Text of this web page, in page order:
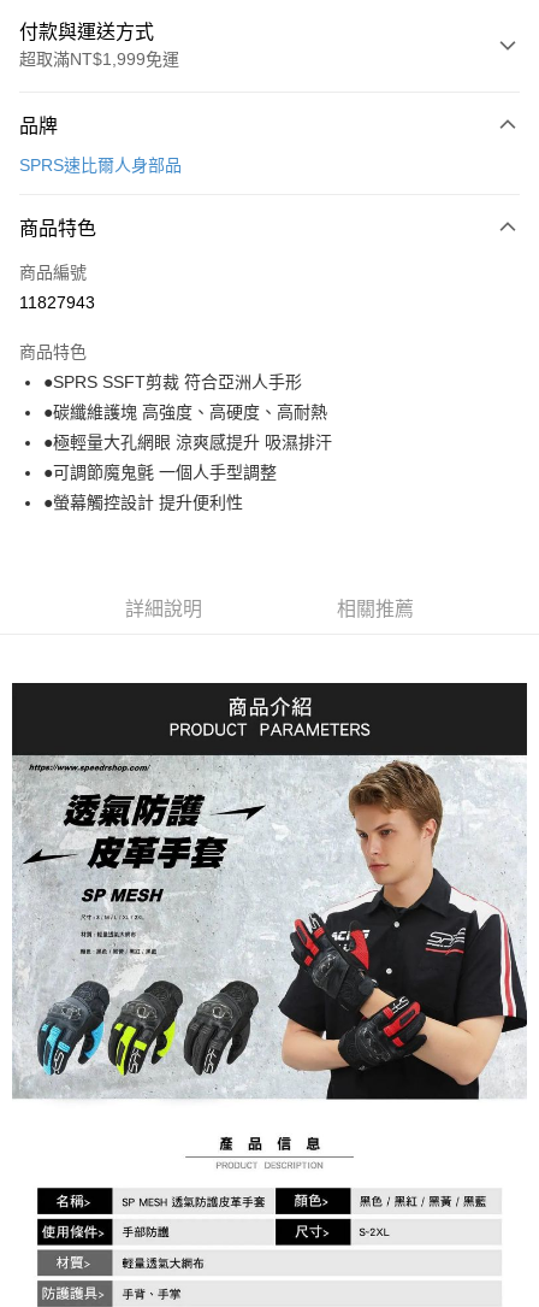
付款與運送方式
超取滿NT$1,999免運
信用卡一次付款
3 期 0 利率 每期
合作金庫商業銀行
上海商業儲蓄銀行
臺灣中小企業銀行
匯豐（台灣）商業銀行
華泰商業銀行
聯邦商業銀行
遠東國際商業銀行
元大商業銀行
永豐商業銀行
玉山商業銀行
台灣樂天信用卡公司
超商取貨付款
LINE Pay
Apple Pay
街口支付
悠遊付
Google Pay
2.付款方式選擇「大哥付你分期」，訂單成立後會自動跳轉到大哥付的交易
流程，驗證手機門號後，選擇欲分期的期數、繳款截止日，確認付款後即完
4.訂單成立30分鐘內，如未前往確認交易或遇審核未通過，訂單將自動取
消。如遇「轉專審核」未通過狀況，表示未達大哥付你分期系統評分，恕無
法說明評估內容。
【繳款方式說明】
1.分期款項不併入電信帳單，「大哥付你分期」於每月結算日後寄送繳費提
醒簡訊。
2.透過簡訊連結打開帳單後，可選擇「超商條碼／台灣大直營門市／銀行轉
帳／街口支付／iPASS MONEY」等通路繳費。
【注意事項】
1.本服務係由「台灣大哥大股份有限公司」（以下簡稱本公司）所提供，讓
用戶於交易時，得透過本服務購買商品或服務，並由商店將買賣／分期付款
買賣價金債權讓與本公司後，依約使用本公司帳單繳交帳款。
2.基於同意付款使用「大哥付你分期」之契約關係目的，商店將以您的個人
資料（包含姓名、電話或地址）提供予台灣大哥大進項蒐集、處理及利用，
由本公司與您本人進行分期帳單所需資料之確認、核對及更正。
相關說明
AFTEE先享後付是「在收到商品之後才付款」的支付方式。 讓您購物簡單
便利好安心！
１．簡單：不需註冊會員、不需綁卡、不需儲值。
２．便利：只要手機號碼，簡訊認證，即可結帳。
３．安心：先確認商品／服務後，再付款。
【「AFTEE先享後付」結帳流程】
１．於結帳方式選擇「AFTEE先享後付」後，將跳轉至「AFTEE先享後付」
結帳頁面，進行簡訊認證並確認金額後，即可完成結帳。
２．訂單成立數日內，您將收到繳費通知簡訊。
３．收到繳費通知簡訊後14天內，點擊此簡訊中的連結，可透過四大超商／
ATM／網路銀行／等多元方式進行付款，方視為交易完成。
※ 請注意：結帳手續完成當下不需立刻繳費，但若您需要取消訂單，請聯絡
購買商品的店家。未經商家同意取消之訂單仍視為有效，需透過AFTEE先享
後付繳納相關費用。
※ 交易是否成功請以「AFTEE先享後付 」之結帳頁面顯示為準，若有關於
是否繳費成功／繳費後需取消欲退款等相關疑問，請聯繫「AFTEE先享後付
客戶支援中心」https://netprotections.freshdesk.com/support/home
１．透過由恩沛科技股份有限公司提供之「AFTEE先享後付」服務完成之交
易，需依本服務之必要範圍內提供個人資料，並將交易相關給付款項請求債
權轉讓予恩沛科技股份有限公司。
２．關於個人資料處理事宜，請瀏覽以下網址：
https://aftee.tw/terms/#terms3
３．未成年的使用者請事先徵得法定代理人或監護人之同意方可使用
「AFTEE先享後付」，若未經同意申辦者引起之損失，本公司不負相關責
運送方式
全家取貨付款
每筆NT$80，滿NT$1,999(含以上)免運費
付款後全家取貨
每筆NT$80，滿NT$1,999(含以上)免運費
7-11取貨付款
每筆NT$80，滿NT$1,999(含以上)免運費
付款後7-11取貨
每筆NT$80，滿NT$1,999(含以上)免運費
每筆NT$80，滿NT$1,999(含以上)免運費
品牌
SPRS速比爾人身部品
商品特色
商品編號
11827943
商品特色
●SPRS SSFT剪裁 符合亞洲人手形
●碳纖維護塊 高強度、高硬度、高耐熱
●極輕量大孔網眼 涼爽感提升 吸濕排汗
●可調節魔鬼氈 一個人手型調整
●螢幕觸控設計 提升便利性
詳細說明 相關推薦